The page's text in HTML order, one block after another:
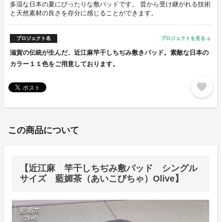
多湿な日本の夏にぴったりな敷パッドです。 昔から受け継がれる技術
と天然素材の良さを存分に感じることができます。
プロジェクト名 プロジェクトを見る arrow_forward
滋賀の伝統が生んだ、近江麻竿干しちぢみ敷きパッド。素敵な日本の
カラー１１色をご用意しております。
favorite
この商品について
【近江麻 竿干しちぢみ敷パッド シングル
サイズ 藍媚茶（あいこびちゃ）Olive】